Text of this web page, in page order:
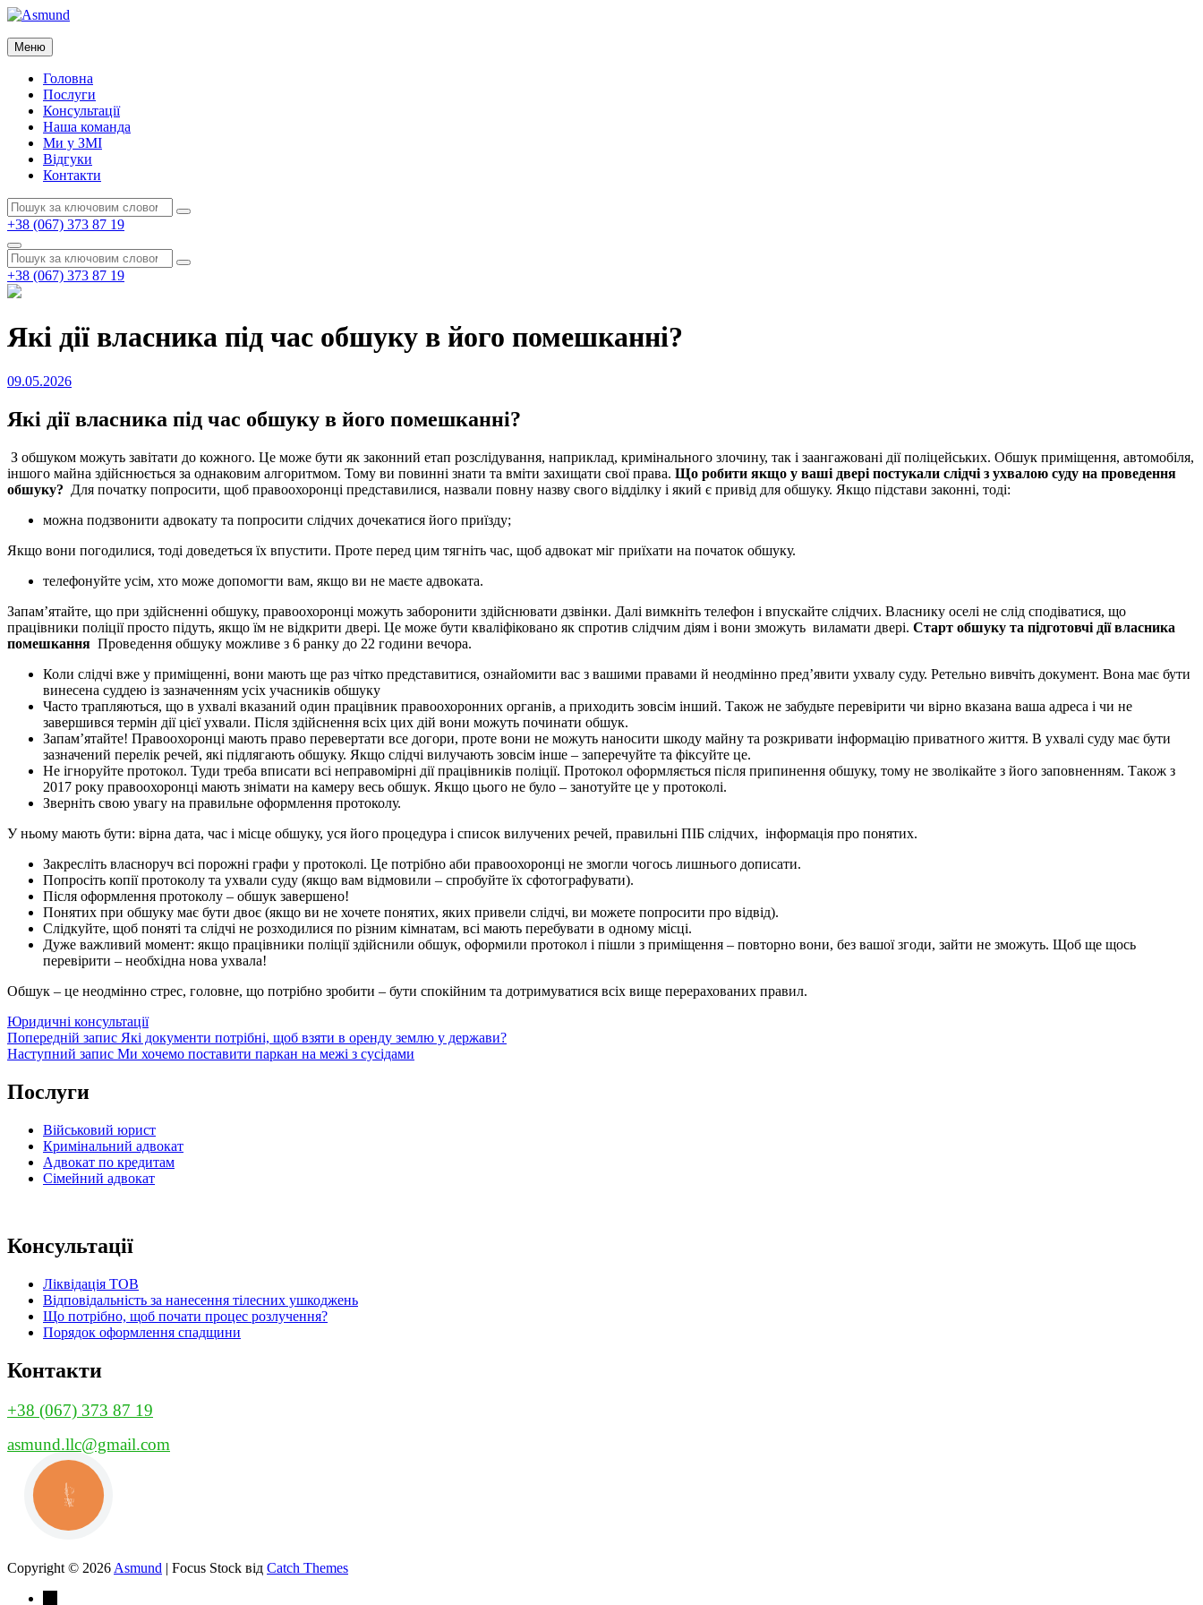
Перейти
вмісту
Asmund
Asmund
Меню
Головна
Послуги
Консультації
Наша команда
Ми у ЗМІ
Відгуки
Контакти
Пошук:
Пошук
+38 (067) 373 87 19
Пошук
Пошук:
Пошук
+38 (067) 373 87 19
Які дії власника під час обшуку в його помешканні?
Опубліковано
09.05.2026
Які дії власника під час обшуку в його помешканні?
З обшуком можуть завітати до кожного. Це може бути як законний етап розслідування, наприклад, кримінального злочину, так і заангажовані дії поліцейських. Обшук приміщення, автомобіля,
іншого майна здійснюється за однаковим алгоритмом. Тому ви повинні знати та вміти захищати свої права. Що робити якщо у ваші двері постукали слідчі з ухвалою суду на проведення
обшуку? Для початку попросити, щоб правоохоронці представилися, назвали повну назву свого відділку і який є привід для обшуку. Якщо підстави законні, тоді:
можна подзвонити адвокату та попросити слідчих дочекатися його приїзду;
Якщо вони погодилися, тоді доведеться їх впустити. Проте перед цим тягніть час, щоб адвокат міг приїхати на початок обшуку.
телефонуйте усім, хто може допомогти вам, якщо ви не маєте адвоката.
Запам’ятайте, що при здійсненні обшуку, правоохоронці можуть заборонити здійснювати дзвінки. Далі вимкніть телефон і впускайте слідчих. Власнику оселі не слід сподіватися, що
працівники поліції просто підуть, якщо їм не відкрити двері. Це може бути кваліфіковано як спротив слідчим діям і вони зможуть виламати двері. Старт обшуку та підготовчі дії власника
помешкання Проведення обшуку можливе з 6 ранку до 22 години вечора.
Коли слідчі вже у приміщенні, вони мають ще раз чітко представитися, ознайомити вас з вашими правами й неодмінно пред’явити ухвалу суду. Ретельно вивчіть документ. Вона має бути
винесена суддею із зазначенням усіх учасників обшуку
Часто трапляються, що в ухвалі вказаний один працівник правоохоронних органів, а приходить зовсім інший. Також не забудьте перевірити чи вірно вказана ваша адреса і чи не
завершився термін дії цієї ухвали. Після здійснення всіх цих дій вони можуть починати обшук.
Запам’ятайте! Правоохоронці мають право перевертати все догори, проте вони не можуть наносити шкоду майну та розкривати інформацію приватного життя. В ухвалі суду має бути
зазначений перелік речей, які підлягають обшуку. Якщо слідчі вилучають зовсім інше – заперечуйте та фіксуйте це.
Не ігноруйте протокол. Туди треба вписати всі неправомірні дії працівників поліції. Протокол оформляється після припинення обшуку, тому не зволікайте з його заповненням. Також з
2017 року правоохоронці мають знімати на камеру весь обшук. Якщо цього не було – занотуйте це у протоколі.
Зверніть свою увагу на правильне оформлення протоколу.
У ньому мають бути: вірна дата, час і місце обшуку, уся його процедура і список вилучених речей, правильні ПІБ слідчих, інформація про понятих.
Закресліть власноруч всі порожні графи у протоколі. Це потрібно аби правоохоронці не змогли чогось лишнього дописати.
Попросіть копії протоколу та ухвали суду (якщо вам відмовили – спробуйте їх сфотографувати).
Після оформлення протоколу – обшук завершено!
Понятих при обшуку має бути двоє (якщо ви не хочете понятих, яких привели слідчі, ви можете попросити про відвід).
Слідкуйте, щоб поняті та слідчі не розходилися по різним кімнатам, всі мають перебувати в одному місці.
Дуже важливий момент: якщо працівники поліції здійснили обшук, оформили протокол і пішли з приміщення – повторно вони, без вашої згоди, зайти не зможуть. Щоб ще щось
перевірити – необхідна нова ухвала!
Обшук – це неодмінно стрес, головне, що потрібно зробити – бути спокійним та дотримуватися всіх вище перерахованих правил.
Категорії
Юридичні консультації
Навігація
записів
Попередній
запис
Попередній запис Які документи потрібні, щоб взяти в оренду землю у держави?
Наступний
Наступний запис Ми хочемо поставити паркан на межі з сусідами
Послуги
Військовий юрист
Кримінальний адвокат
Адвокат по кредитам
Сімейний адвокат
Консультації
Ліквідація ТОВ
Відповідальність за нанесення тілесних ушкоджень
Що потрібно, щоб почати процес розлучення?
Порядок оформлення спадщини
Контакти
+38 (067) 373 87 19
asmund.llc@gmail.com
Copyright © 2026 Asmund | Focus Stock від Catch Themes
КНОПКА
ЗВ'ЯЗКУ